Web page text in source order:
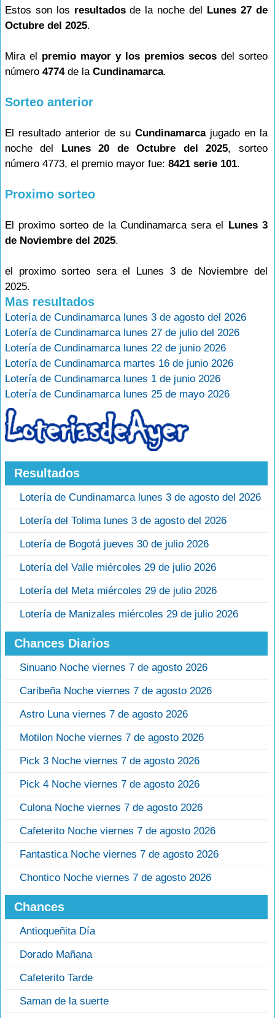
Estos son los resultadosde la noche del Lunes 27 de
Octubre del 2025.
Mira el premio mayor y los premios secosdel sorteo
número 4774de la Cundinamarca.
Sorteo anterior
El resultado anterior de su Cundinamarcajugado en la
noche del Lunes 20 de Octubre del 2025, sorteo
número 4773, el premio mayor fue: 8421 serie 101.
Proximo sorteo
El proximo sorteo de la Cundinamarca sera el Lunes 3
de Noviembre del 2025.
el proximo sorteo sera el Lunes 3 de Noviembre del
2025.
Mas resultados
Lotería de Cundinamarca lunes 3 de agosto del 2026
Lotería de Cundinamarca lunes 27 de julio del 2026
Lotería de Cundinamarca lunes 22 de junio 2026
Lotería de Cundinamarca martes 16 de junio 2026
Lotería de Cundinamarca lunes 1 de junio 2026
Lotería de Cundinamarca lunes 25 de mayo 2026
Resultados
Lotería de Cundinamarca lunes 3 de agosto del 2026
Lotería del Tolima lunes 3 de agosto del 2026
Lotería de Bogotá jueves 30 de julio 2026
Lotería del Valle miércoles 29 de julio 2026
Lotería del Meta miércoles 29 de julio 2026
Lotería de Manizales miércoles 29 de julio 2026
Chances Diarios
Sinuano Noche viernes 7 de agosto 2026
Caribeña Noche viernes 7 de agosto 2026
Astro Luna viernes 7 de agosto 2026
Motilon Noche viernes 7 de agosto 2026
Pick 3 Noche viernes 7 de agosto 2026
Pick 4 Noche viernes 7 de agosto 2026
Culona Noche viernes 7 de agosto 2026
Cafeterito Noche viernes 7 de agosto 2026
Fantastica Noche viernes 7 de agosto 2026
Chontico Noche viernes 7 de agosto 2026
Chances
Antioqueñita Día
Dorado Mañana
Cafeterito Tarde
Saman de la suerte